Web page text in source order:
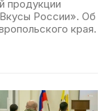
продукции
России». Об
края.